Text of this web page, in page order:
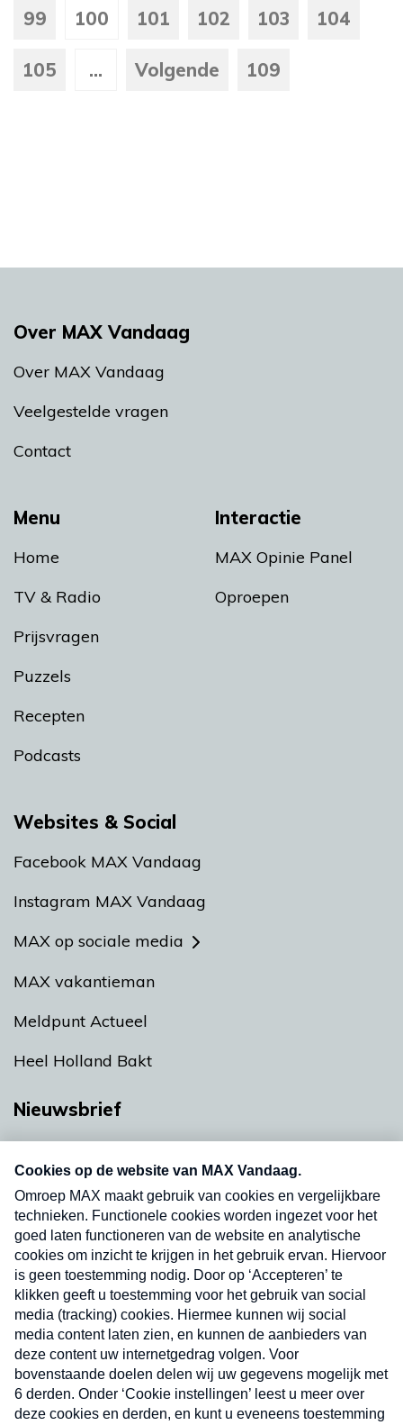
99 100 101 102 103 104
105 ... Volgende 109
Menu
Home
TV & Radio
Prijsvragen
Puzzels
Recepten
Podcasts
Interactie
MAX Opinie Panel
Oproepen
Over MAX Vandaag
Over MAX Vandaag
Veelgestelde vragen
Contact
Websites & Social
Facebook MAX Vandaag
Instagram MAX Vandaag
MAX op sociale media
MAX vakantieman
Meldpunt Actueel
Heel Holland Bakt
Nieuwsbrief
nieuwsbrief. Elke vrijdag- en dinsdagochtend in
uw mailbox.
Verzend
Nieuwsbrief